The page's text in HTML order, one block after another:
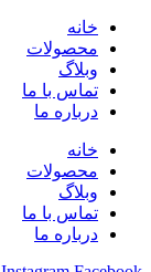
خانه
محصولات
وبلاگ
تماس با ما
درباره ما
خانه
محصولات
وبلاگ
تماس با ما
درباره ما